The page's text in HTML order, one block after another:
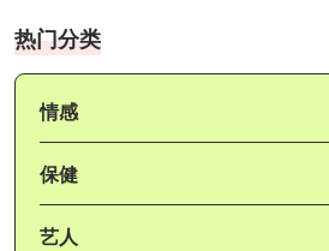
热门分类
情感
保健
艺人